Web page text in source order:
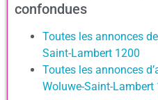
confondues
Toutes les annonces
Saint-Lambert 1200
Toutes les annonces
Woluwe-Saint-Lambert